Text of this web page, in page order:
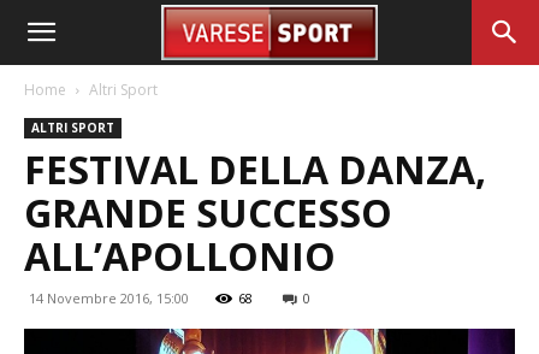
Home Altri Sport
ALTRI SPORT
FESTIVAL DELLA DANZA,
GRANDE SUCCESSO
ALL’APOLLONIO
14 Novembre 2016, 15:00 68 0